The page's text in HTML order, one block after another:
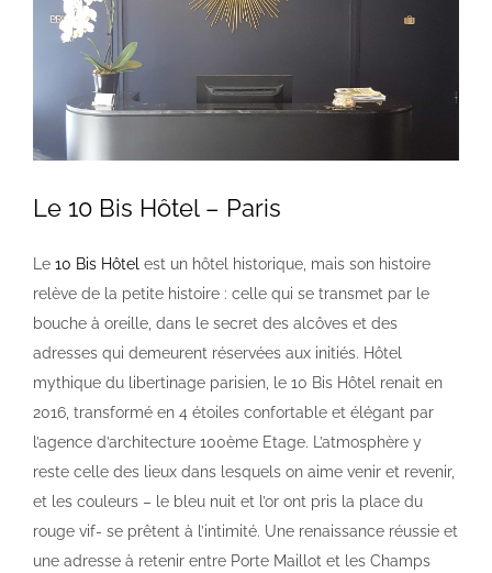
Le 10 Bis Hôtel – Paris
Le 10 Bis Hôtel est un hôtel historique, mais son histoire
relève de la petite histoire : celle qui se transmet par le
bouche à oreille, dans le secret des alcôves et des
adresses qui demeurent réservées aux initiés. Hôtel
mythique du libertinage parisien, le 10 Bis Hôtel renait en
2016, transformé en 4 étoiles confortable et élégant par
l’agence d’architecture 100ème Etage. L’atmosphère y
reste celle des lieux dans lesquels on aime venir et revenir,
et les couleurs – le bleu nuit et l’or ont pris la place du
rouge vif- se prêtent à l’intimité. Une renaissance réussie et
une adresse à retenir entre Porte Maillot et les Champs